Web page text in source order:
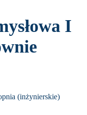
I
(inżynierskie)